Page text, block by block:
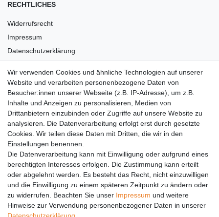
RECHTLICHES
Widerrufsrecht
Impressum
Datenschutzerklärung
Barrierefreiheit
Anleitungen
Vertrag widerrufen
PARTNER
DHL
GLS
PaketPLUS
Wir verwenden Cookies und ähnliche Technologien auf unserer
Website und verarbeiten personenbezogene Daten von
Besucher:innen unserer Webseite (z.B. IP-Adresse), um z.B.
Inhalte und Anzeigen zu personalisieren, Medien von
Drittanbietern einzubinden oder Zugriffe auf unsere Website zu
analysieren. Die Datenverarbeitung erfolgt erst durch gesetzte
Cookies. Wir teilen diese Daten mit Dritten, die wir in den
Einstellungen benennen.
Die Datenverarbeitung kann mit Einwilligung oder aufgrund eines
berechtigten Interesses erfolgen. Die Zustimmung kann erteilt
oder abgelehnt werden. Es besteht das Recht, nicht einzuwilligen
und die Einwilligung zu einem späteren Zeitpunkt zu ändern oder
zu widerrufen. Beachten Sie unser Impressum und weitere
Hinweise zur Verwendung personenbezogener Daten in unserer